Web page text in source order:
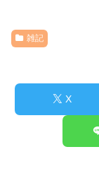
雑記
X